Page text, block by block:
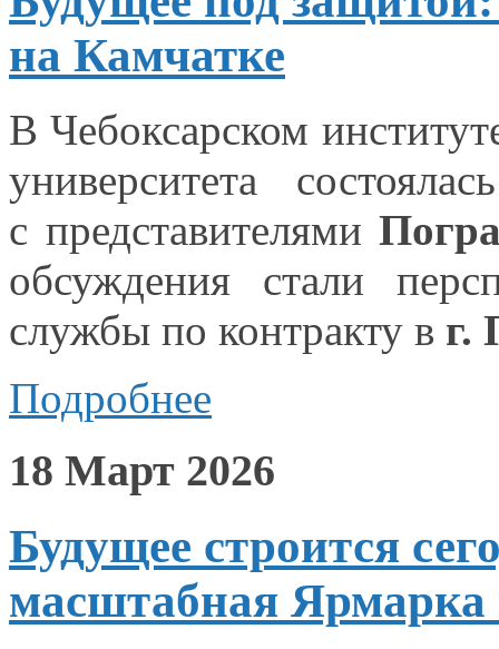
на Камчатке
В Чебоксарском
университета
с представителями
обсуждения стали
службы по контракту в г.
Подробнее
18 Март 2026
Будущее строится
масштабная Ярмарка